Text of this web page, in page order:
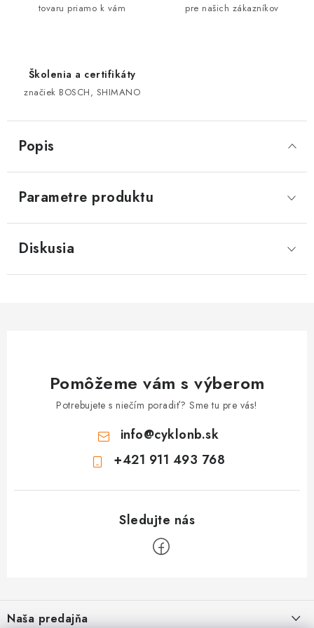
tovaru priamo k vám pre našich zákazníkov
Školenia a certifikáty
značiek BOSCH, SHIMANO
Popis
Parametre produktu
Diskusia
Pomôžeme vám s výberom
Potrebujete s niečím poradiť? Sme tu pre vás!
info@cyklonb.sk
+421 911 493 768
Naša predajňa